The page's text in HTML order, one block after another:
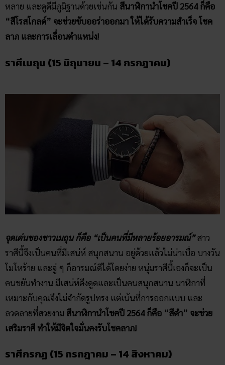
หลาย และดูดีมีภูมิฐานด้วยเช่นกัน สีนาฬิกานำโชคปี 2564 ก็คือ
“สีโรสโกลด์” จะช่วยขับออร่าออกมา ให้ได้รับความสำเร็จ โชค
ลาภ และการเลื่อนตำแหน่ง!
ราศีเมถุน (15 มิถุนายน – 14 กรกฎาคม)
จุดเด่นของชาวเมถุน ก็คือ “เป็นคนที่มีหลายร้อยอารมณ์”สาว
ราศีนี้จึงเป็นคนที่มีเสน่ห์ สนุกสนาน อยู่ด้วยแล้วไม่น่าเบื่อ บางวัน
โมโหร้าย และจู่ ๆ ก็อารมณ์ดีได้โดยง่าย หนุ่มราศีนี้เองก็จะเป็น
คนขยันทำงาน มีเสน่ห์ดึงดูดและเป็นคนสนุกสนาน นาฬิกาที่
เหมาะกับคุณจึงไม่จำกัดรูปทรง แต่เน้นที่การออกแบบ และ
ลวดลายที่สวยงาม สีนาฬิกานำโชคปี 2564 ก็คือ “สีดำ” จะช่วย
เสริมราศี ทำให้มีจิตใจมั่นคงรับโชคลาภ!
ราศีกรกฏ (15 กรกฎาคม – 14 สิงหาคม)